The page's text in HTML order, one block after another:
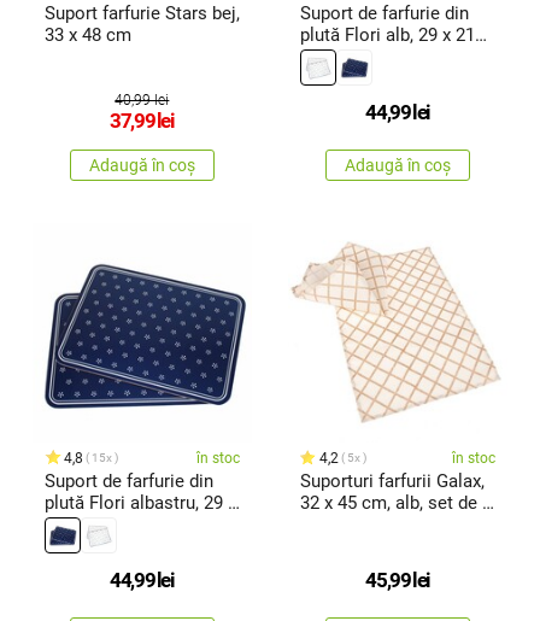
Suport farfurie Stars bej,
33 x 48 cm
40,99 lei
37,99 lei
Adaugă în coș
Suport de farfurie din
plută Flori alb, 29 x 21
cm , set de 2 buc.
44,99 lei
Adaugă în coș
4,8 15x în stoc
Suport de farfurie din
plută Flori albastru, 29 x
21 cm, set de 2 buc.
44,99 lei
4,2 5x în stoc
Suporturi farfurii Galax,
32 x 45 cm, alb, set de 2
45,99 lei